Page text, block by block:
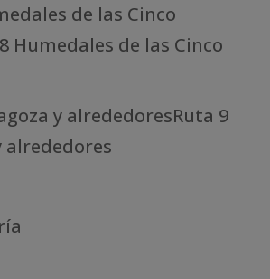
de las Cinco
Humedales de las Cinco
y alrededoresRuta 9
alrededores